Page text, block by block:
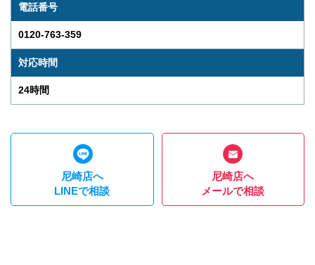
電話番号
0120-763-359
対応時間
24時間
尼崎店へ
LINEで相談
尼崎店へ
メールで相談